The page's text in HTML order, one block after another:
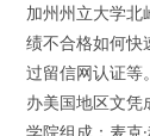
加州州立大学北
绩不合格如何快
过留信网认证等
办美国地区文凭